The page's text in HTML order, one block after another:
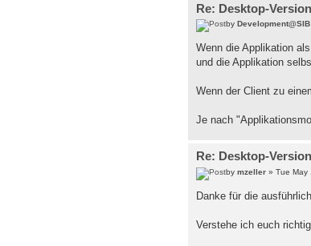
Re: Desktop-
by Development@SIB
Wenn die Applikation
und die Applikation
Wenn der Client zu
Je nach
Re: Desktop-
by mzeller » Tue May
Danke für die
Verstehe ich euch